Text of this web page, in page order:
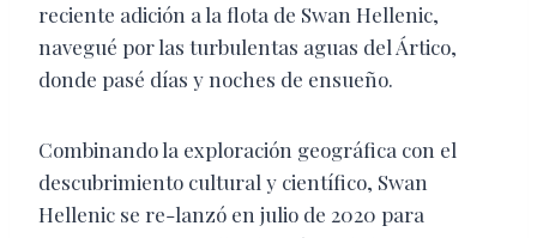
reciente adición a la flota de Swan Hellenic,
navegué por las turbulentas aguas del Ártico,
donde pasé días y noches de ensueño.
Combinando la exploración geográfica con el
descubrimiento cultural y científico, Swan
Hellenic se re-lanzó en julio de 2020 para